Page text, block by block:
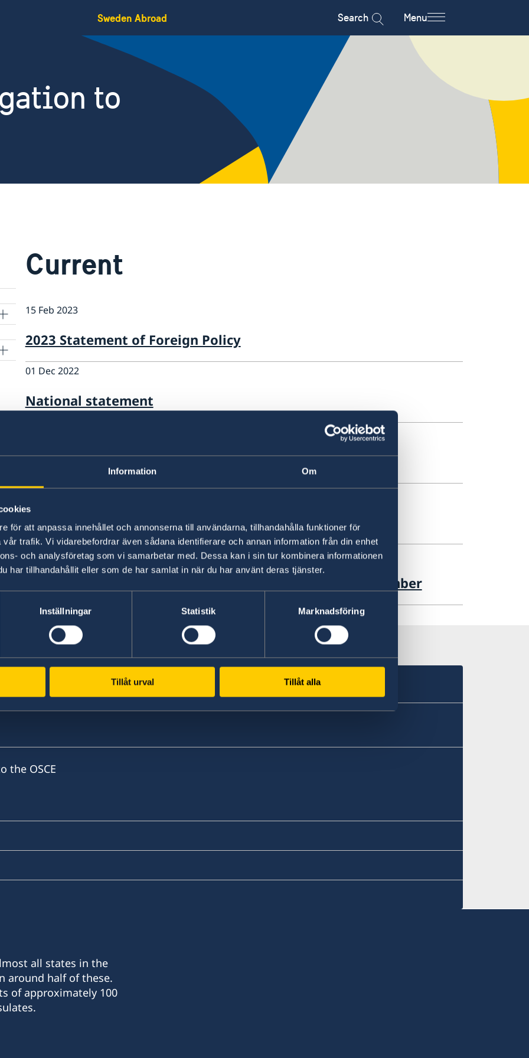
Information Om
för att anpassa innehållet och annonserna till användarna, tillhandahålla funktioner för
trafik. Vi vidarebefordrar även sådana identifierare och annan information från din enhet
och analysföretag som vi samarbetar med. Dessa kan i sin tur kombinera informationen
har tillhandahållit eller som de har samlat in när du har använt deras tjänster.
Inställningar Statistik Marknadsföring
Tillåt urval Tillåt alla
Sweden Abroad Search Menu
to
Current
15 Feb 2023
2023 Statement of Foreign Policy
01 Dec 2022
National statement
Welcome Ambassador Anna Olsson Vrang!
13 Jan 2022
Joint statement by Finland and Sweden
13 Dec 2021
OSCE Ministerial Council Meeting in Stockholm 2-3 December
1 2 3 4
the OSCE
all states in the
around half of these.
of approximately 100